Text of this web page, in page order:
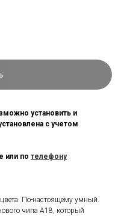
установить и
с учетом
или по телефону
По-настоящему умный.
чипа A18, который